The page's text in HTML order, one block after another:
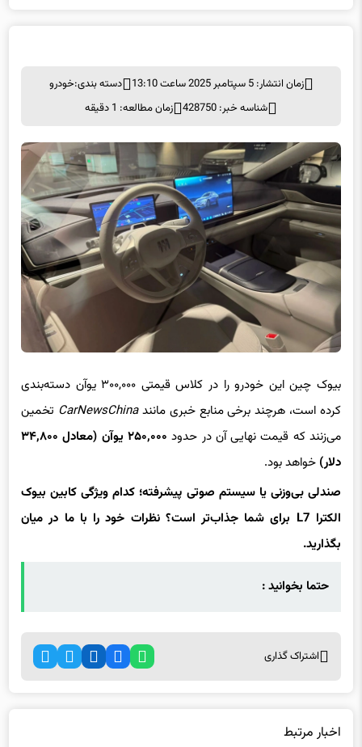
زمان انتشار: 5 سپتامبر 2025 ساعت 13:10 دسته بندی:خودرو
شناسه خبر: 428750
زمان مطالعه: 1 دقیقه
بیوک چین این خودرو را در کلاس قیمتی ۳۰۰,۰۰۰ یوآن دسته‌بندی
کرده است، هرچند برخی منابع خبری مانندCarNewsChina تخمین
می‌زنند که قیمت نهایی آن در حدود
۲۵۰,۰۰۰ یوآن (معادل ۳۴,۸۰۰
دلار) خواهد بود.
صندلی بی‌وزنی یا سیستم صوتی پیشرفته؛ کدام ویژگی کابین بیوک
الکترا L7 برای شما جذاب‌تر است؟ نظرات خود را با ما در میان
بگذارید.
حتما بخوانید :
اشتراک گذاری
اخبار مرتبط